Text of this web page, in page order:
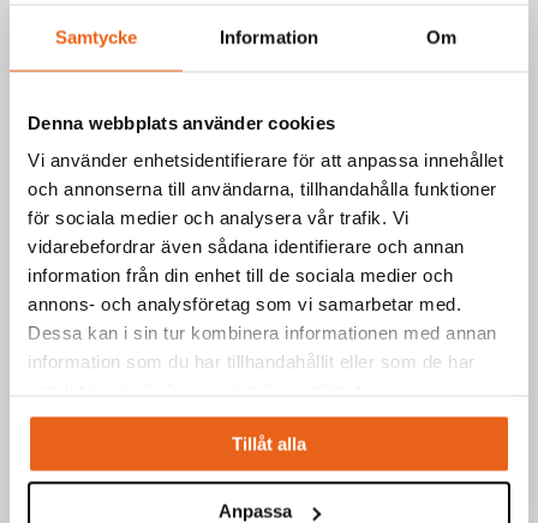
Samtycke Information Om
Denna webbplats använder cookies
Vi använder enhetsidentifierare för att anpassa innehållet
och annonserna till användarna, tillhandahålla funktioner
för sociala medier och analysera vår trafik. Vi
vidarebefordrar även sådana identifierare och annan
information från din enhet till de sociala medier och
annons- och analysföretag som vi samarbetar med.
Dessa kan i sin tur kombinera informationen med annan
information som du har tillhandahållit eller som de har
Tillåt alla
Anpassa
RELATERADE PRODUKTER
Aerosoler / Smörjoljor